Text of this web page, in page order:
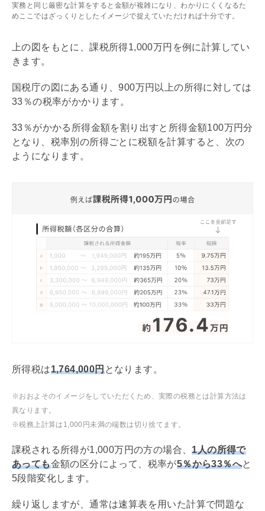
実務と同じ厳密な計算をすると金額が複雑になり、わかりにくくなるた
めここではざっくりとしたイメージで捉えていただければ十分です。
上の図をもとに、課税所得1,000万円を例に計算してい
きます。
国税庁の図にある通り、900万円以上の所得に対しては
33％の税率がかかります。
33％がかかる所得金額を割り出すと所得金額100万円分
となり、税率別の所得ごとに税額を計算すると、次の
ようになります。
所得税は1,764,000円となります。
※おおよそのイメージをしていただくため、実際の税務とは計算方法は
異なります。
※税務上計算は1,000円未満の端数は切り捨てます。
課税される所得が1,000万円の方の場合、1人の所得で
あっても金額の区分によって、税率が5％から33％へと
5段階変化します。
繰り返しますが、通常は速算表を用いた計算で問題な